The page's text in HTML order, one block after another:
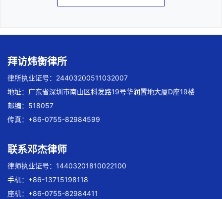
拜访炜衡律所
律所执业证号：24403200511032007
地址：广东省深圳市南山区科发路19号华润置地大厦D座19楼
邮编：518057
传真：+86-0755-82984599
联系邓杰律师
律师执业证号：14403201810022100
手机：+86-13715198118
座机：+86-0755-82984411